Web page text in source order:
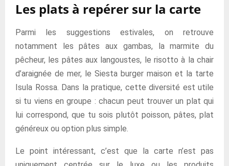
Les plats à repérer sur la carte
Parmi les suggestions estivales, on retrouve
notamment les pâtes aux gambas, la marmite du
pêcheur, les pâtes aux langoustes, le risotto à la chair
d’araignée de mer, le Siesta burger maison et la tarte
Isula Rossa. Dans la pratique, cette diversité est utile
si tu viens en groupe : chacun peut trouver un plat qui
lui correspond, que tu sois plutôt poisson, pâtes, plat
généreux ou option plus simple.
Le point intéressant, c’est que la carte n’est pas